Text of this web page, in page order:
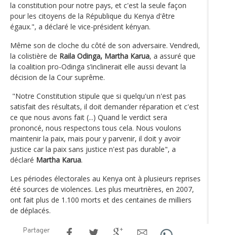
la constitution pour notre pays, et c'est la seule façon
pour les citoyens de la République du Kenya d'être
égaux.", a déclaré le vice-président kényan.
Même son de cloche du côté de son adversaire. Vendredi,
la colistière de Raila Odinga, Martha Karua, a assuré que
la coalition pro-Odinga s’inclinerait elle aussi devant la
décision de la Cour suprême.
"Notre Constitution stipule que si quelqu'un n'est pas
satisfait des résultats, il doit demander réparation et c'est
ce que nous avons fait (...) Quand le verdict sera
prononcé, nous respectons tous cela. Nous voulons
maintenir la paix, mais pour y parvenir, il doit y avoir
justice car la paix sans justice n'est pas durable", a
déclaré Martha Karua.
Les périodes électorales au Kenya ont à plusieurs reprises
été sources de violences. Les plus meurtrières, en 2007,
ont fait plus de 1.100 morts et des centaines de milliers
de déplacés.
Partager